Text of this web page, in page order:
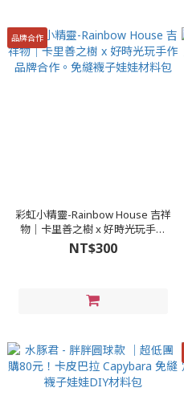
品牌合作
彩虹小精靈-Rainbow House 吉祥
物│卡里善之樹 x 好時光玩手作
品牌合作。免縫襪子娃娃材料包
NT$300